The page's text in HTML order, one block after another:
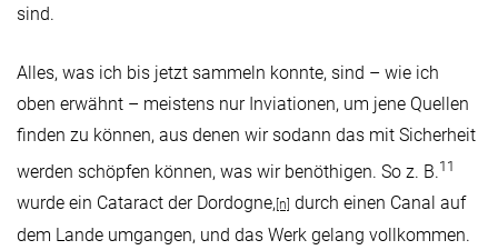
sind.
Alles, was ich bis jetzt sammeln konnte, sind – wie ich
oben erwähnt – meistens nur Inviationen, um jene Quellen
finden zu können, aus denen wir sodann das mit Sicherheit
werden schöpfen können, was wir benöthigen. So z. B.11
wurde ein Cataract der Dordogne, [n] durch einen Canal auf
dem Lande umgangen, und das Werk gelang vollkommen.